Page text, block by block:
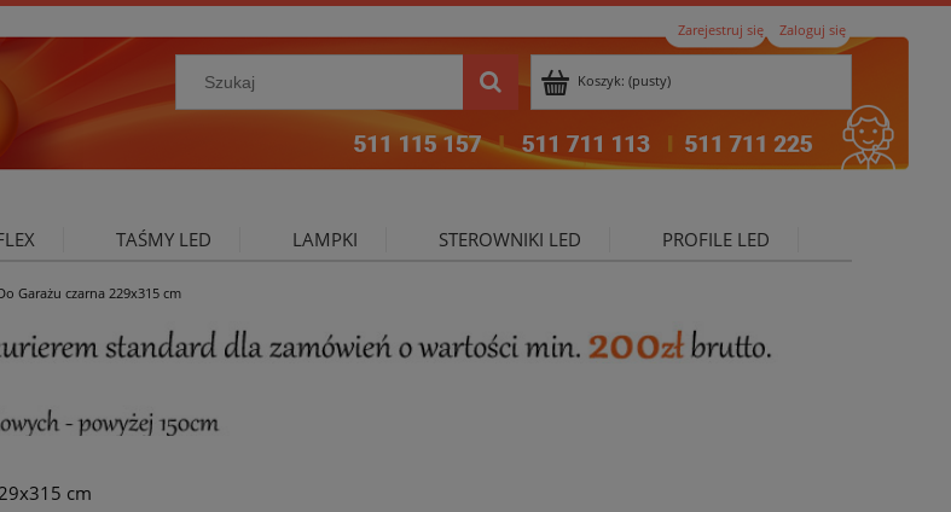
Zarejestruj się Zaloguj się
Koszyk: (pusty)
TAŚMY LED LAMPKI STEROWNIKI LED PROFILE LED
Garażu czarna 229x315 cm
cm